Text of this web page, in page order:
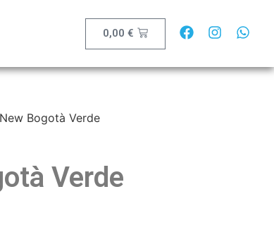
0,00€
Bogotà Verde
Verde